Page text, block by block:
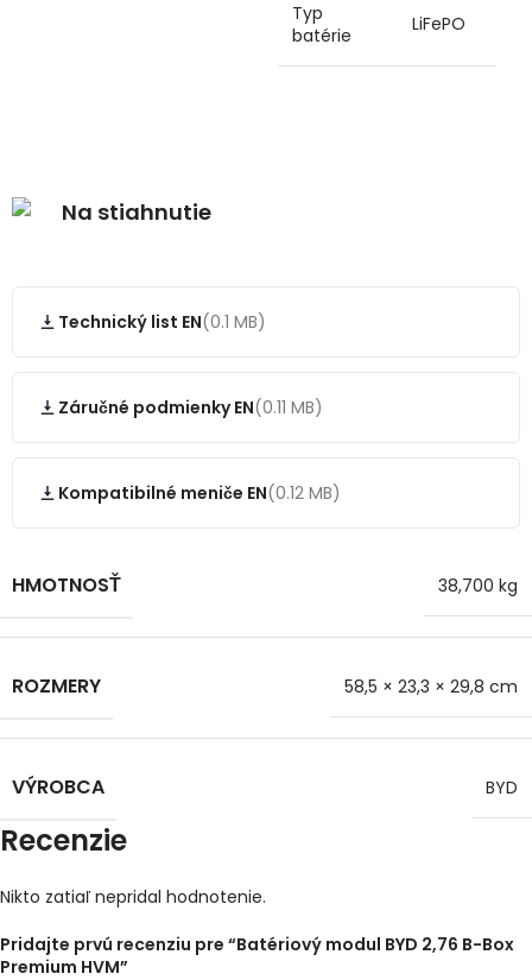
Typ
batérie
LiFePO
Na stiahnutie
Technický list EN(0.1 MB)
Záručné podmienky EN(0.11 MB)
Kompatibilné meniče EN(0.12 MB)
HMOTNOSŤ 38,700 kg
ROZMERY 58,5 × 23,3 × 29,8 cm
VÝROBCA BYD
Recenzie
Nikto zatiaľ nepridal hodnotenie.
Pridajte prvú recenziu pre “Batériový modul BYD 2,76 B-Box
Premium HVM”